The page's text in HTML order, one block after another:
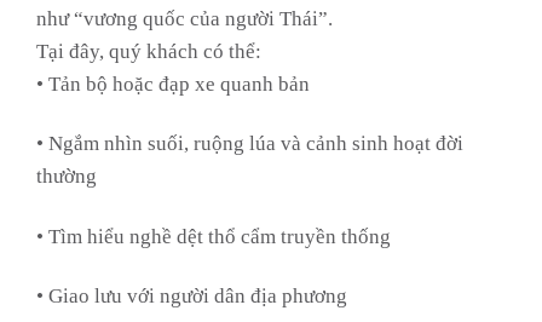
như “vương quốc của người Thái”.
Tại đây, quý khách có thể:
• Tản bộ hoặc đạp xe quanh bản
• Ngắm nhìn suối, ruộng lúa và cảnh sinh hoạt đời
thường
• Tìm hiểu nghề dệt thổ cẩm truyền thống
• Giao lưu với người dân địa phương